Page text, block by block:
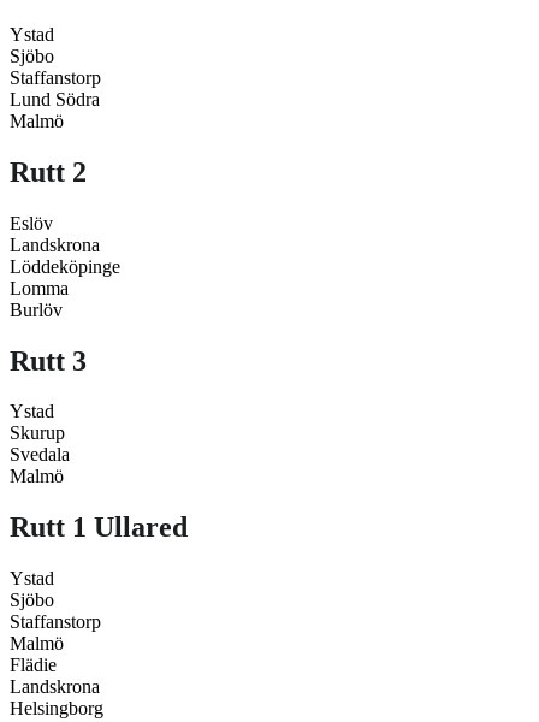
Ystad
Sjöbo
Staffanstorp
Lund Södra
Malmö
Rutt 2
Eslöv
Landskrona
Löddeköpinge
Lomma
Burlöv
Rutt 3
Ystad
Skurup
Svedala
Malmö
Rutt 1 Ullared
Ystad
Sjöbo
Staffanstorp
Malmö
Flädie
Landskrona
Helsingborg